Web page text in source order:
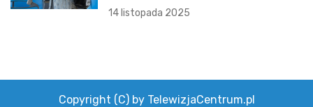
14 listopada 2025
Copyright (C) by TelewizjaCentrum.pl